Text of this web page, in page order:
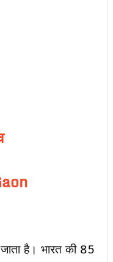
है। भारत की 85